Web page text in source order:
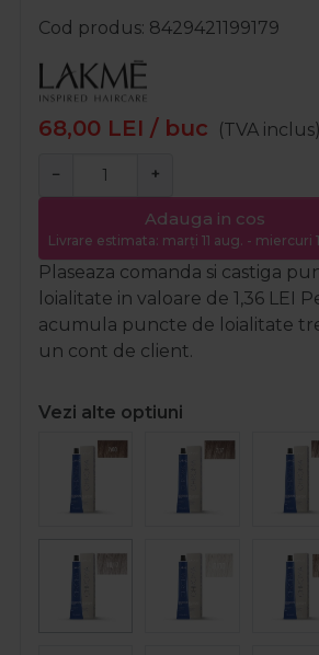
Cod produs 8429421199179
68,00 LEI / buc (TVA inclus)
− +
Adauga in cos
Livrare estimata: marți 11 aug. - miercuri
Plaseaza comanda si castiga
loialitate in valoare de 1,36 LEI
acumula puncte de loialitate
un cont de client.
Vezi alte optiuni